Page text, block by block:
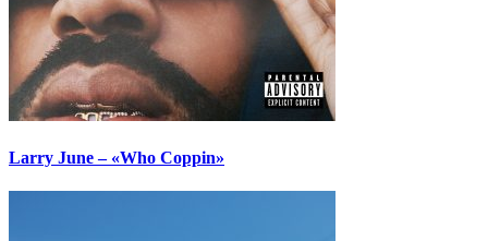
Larry June – «Who Coppin»